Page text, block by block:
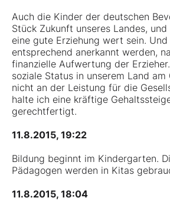
Auch die Kinder der deutschen
Stück Zukunft unseres Landes,
eine gute Erziehung wert sein.
entsprechend anerkannt werden,
finanzielle Aufwertung der
soziale Status in unserem Land am
nicht an der Leistung für die
halte ich eine kräftige
gerechtfertigt.
11.8.2015, 19:22
Bildung beginnt im Kindergarten.
Pädagogen werden in Kitas
11.8.2015, 18:04